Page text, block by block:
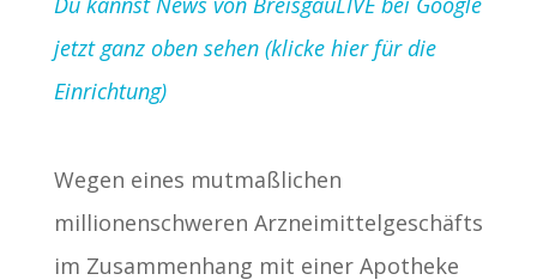
jetzt ganz oben sehen (klicke hier für die
Einrichtung)
Wegen eines mutmaßlichen
millionenschweren Arzneimittelgeschäfts
im Zusammenhang mit einer Apotheke